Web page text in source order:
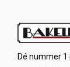
Dé nummer